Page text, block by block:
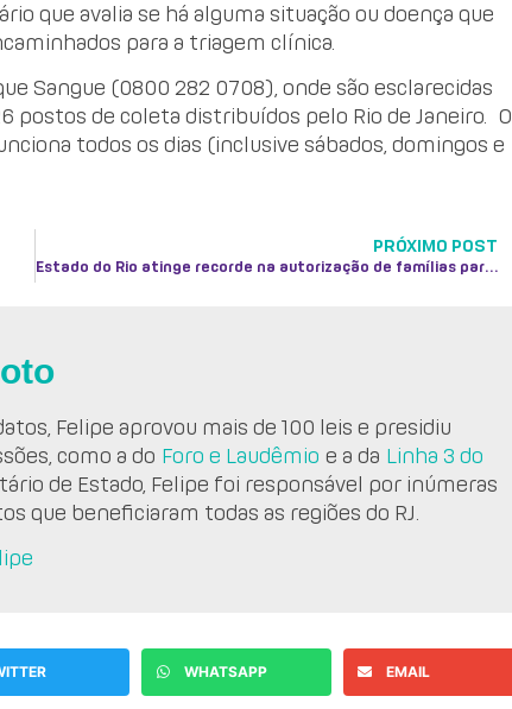
que avalia se há alguma situação ou doença que
para a triagem clínica.
Sangue (0800 282 0708), onde são esclarecidas
postos de coleta distribuídos pelo Rio de Janeiro. O
todos os dias (inclusive sábados, domingos e
PRÓXIMO POST
Estado do Rio atinge recorde na autorização de famílias para doação de órgãos
Felipe aprovou mais de 100 leis e presidiu
como a do Foro e Laudêmio e a da Linha 3 do
de Estado, Felipe foi responsável por inúmeras
que beneficiaram todas as regiões do RJ.
WHATSAPP EMAIL